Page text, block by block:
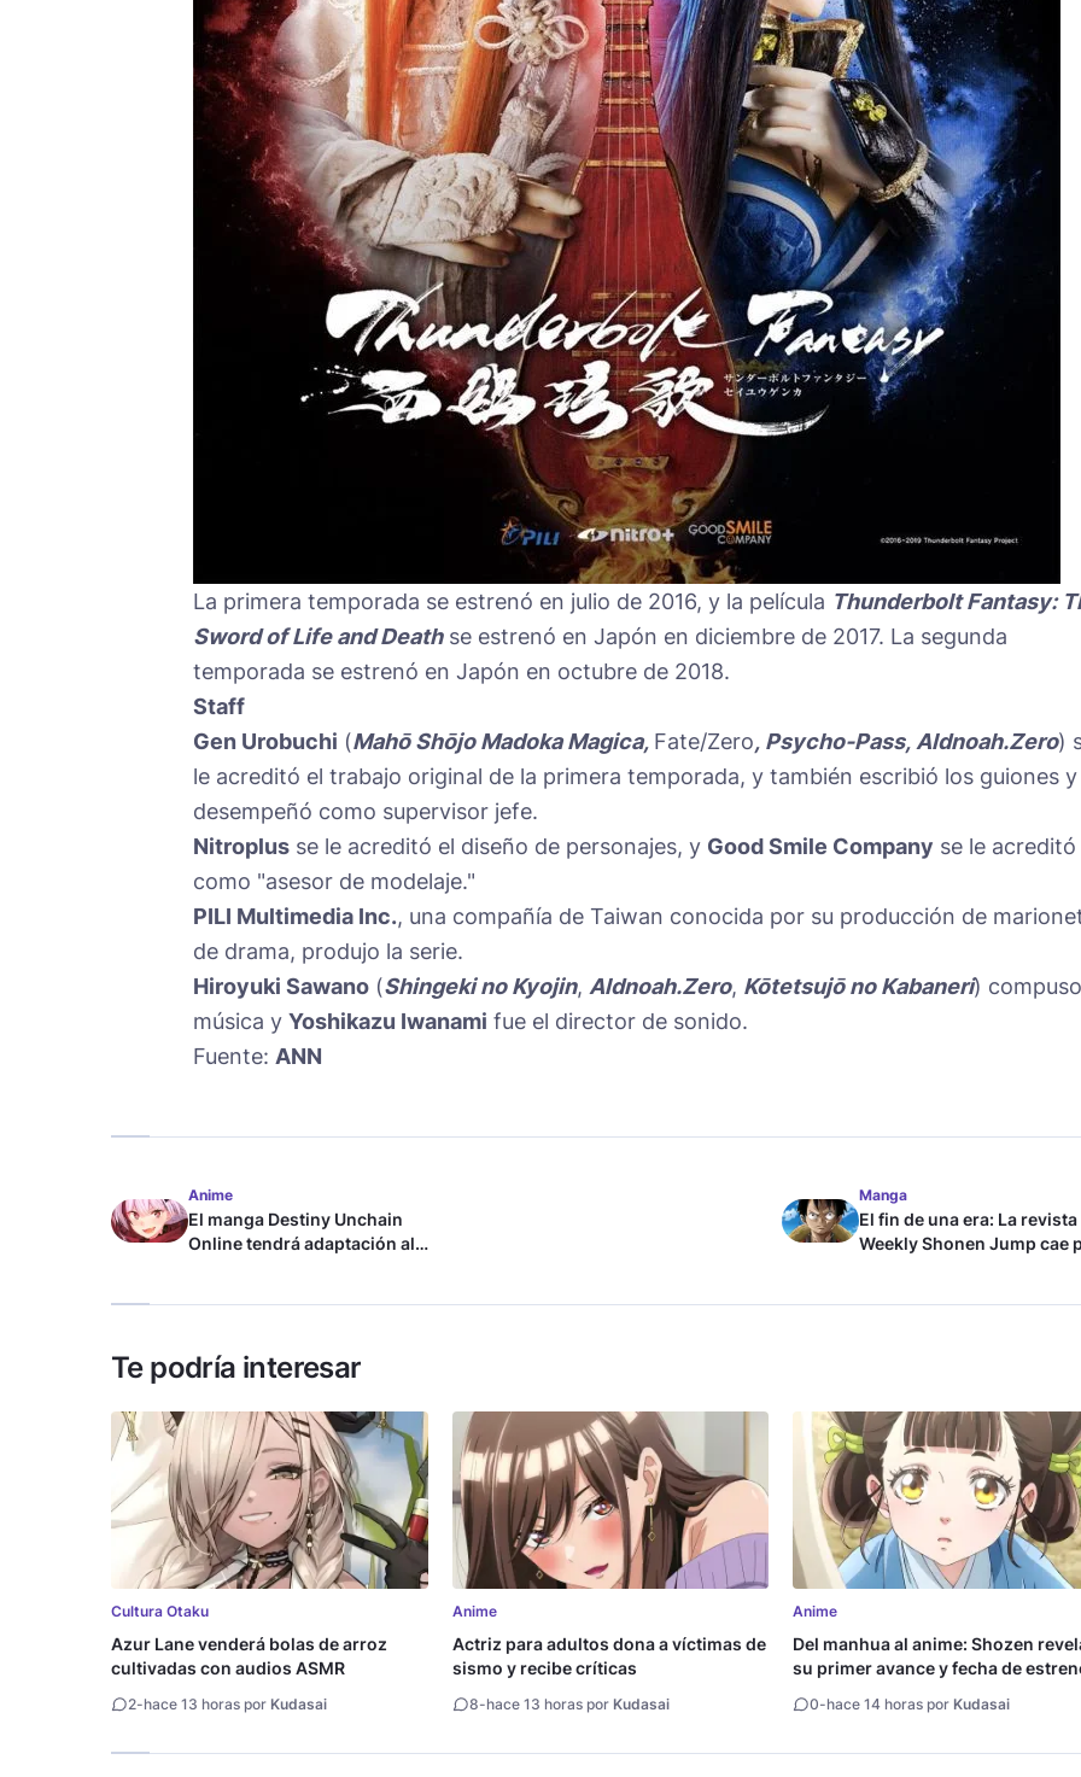
La primera temporada se estrenó en julio de 2016, y la película Thunderbolt Fantasy:
Sword of Life and Deathse estrenó en Japón en diciembre de 2017. La segunda
temporada se estrenó en Japón en octubre de 2018.
Staff
Gen Urobuchi (Mahō Shōjo Madoka Magica, Fate/Zero, Psycho-Pass, Aldnoah.Zero)
le acreditó el trabajo original de la primera temporada, y también escribió los guiones y
desempeñó como supervisor jefe.
Nitroplus se le acreditó el diseño de personajes, y Good Smile Company se le acreditó
como "asesor de modelaje."
PILI Multimedia Inc., una compañía de Taiwan conocida por su producción de
de drama, produjo la serie.
Hiroyuki Sawano (Shingeki no Kyojin, Aldnoah.Zero, Kōtetsujō no Kabaneri)
música y Yoshikazu Iwanami fue el director de sonido.
Fuente: ANN
Anime
El manga Destiny Unchain
Online tendrá adaptación al
Manga
El fin de una era: La revista
Weekly Shonen Jump cae
Te podría interesar
Cultura Otaku
Azur Lane venderá bolas de arroz
cultivadas con audios ASMR
2-hace 13 horas por Kudasai
Anime
Actriz para adultos dona a víctimas de
sismo y recibe críticas
8-hace 13 horas por Kudasai
Anime
Del manhua al anime: Shozen
su primer avance y fecha de
0-hace 14 horas por Kudasai